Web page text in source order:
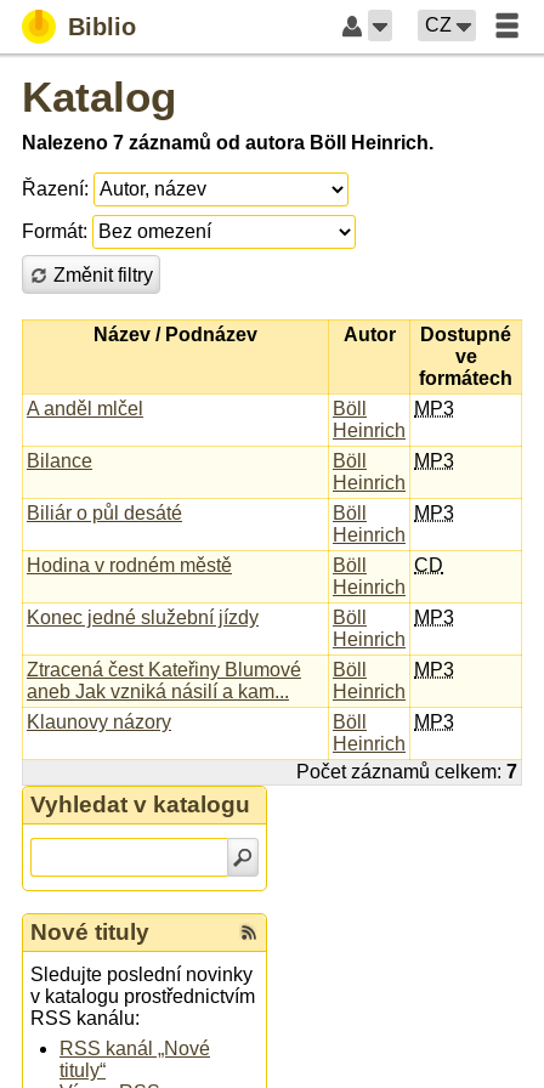
Biblio CZ
Katalog
Nalezeno 7 záznamů od autora Böll Heinrich.
Řazení:
Formát:
Změnit filtry
Název / Podnázev Autor
Dostupné
ve
formátech
A anděl mlčel
Böll
Heinrich
MP3
Bilance
Böll
Heinrich
MP3
Biliár o půl desáté
Böll
Heinrich
MP3
Hodina v rodném městě
Böll
Heinrich
CD
Konec jedné služební jízdy
Böll
Heinrich
MP3
Ztracená čest Kateřiny Blumové
aneb Jak vzniká násilí a kam...
Böll
Heinrich
MP3
Klaunovy názory
Böll
Heinrich
MP3
Počet záznamů celkem: 7
Vyhledat v katalogu
Nové tituly
Sledujte poslední novinky
v katalogu prostřednictvím
RSS kanálu:
RSS kanál „Nové
tituly“